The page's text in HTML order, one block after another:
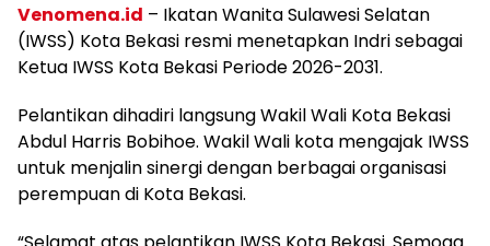
Venomena.id – Ikatan Wanita Sulawesi Selatan
(IWSS) Kota Bekasi resmi menetapkan Indri sebagai
Ketua IWSS Kota Bekasi Periode 2026-2031.
Pelantikan dihadiri langsung Wakil Wali Kota Bekasi
Abdul Harris Bobihoe. Wakil Wali kota mengajak IWSS
untuk menjalin sinergi dengan berbagai organisasi
perempuan di Kota Bekasi.